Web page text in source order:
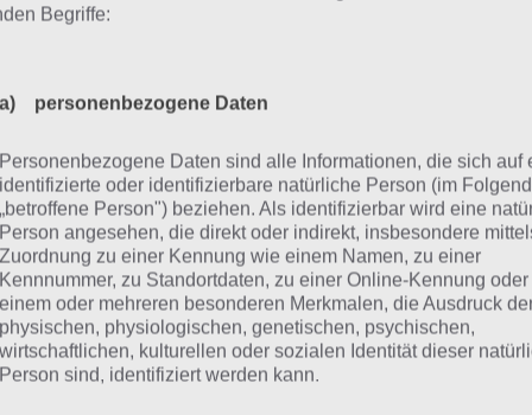
Begriffe:
a) personenbezogene Daten
Personenbezogene Daten sind alle Informationen, die sich auf
identifizierte oder identifizierbare natürliche Person (im
„betroffene Person") beziehen. Als identifizierbar wird eine
Person angesehen, die direkt oder indirekt, insbesondere
Zuordnung zu einer Kennung wie einem Namen, zu einer
Kennnummer, zu Standortdaten, zu einer Online-Kennung oder
einem oder mehreren besonderen Merkmalen, die Ausdruck
physischen, physiologischen, genetischen, psychischen,
wirtschaftlichen, kulturellen oder sozialen Identität dieser
Person sind, identifiziert werden kann.